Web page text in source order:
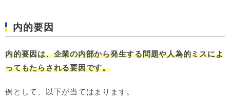
内的要因
内的要因は、企業の内部から発生する問題や人為的ミスによ
ってもたらされる要因です。
例として、以下が当てはまります。